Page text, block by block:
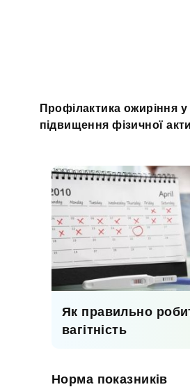
Профілактика ожиріння у
підвищення фізичної
Як правильно
вагітність
Норма показників